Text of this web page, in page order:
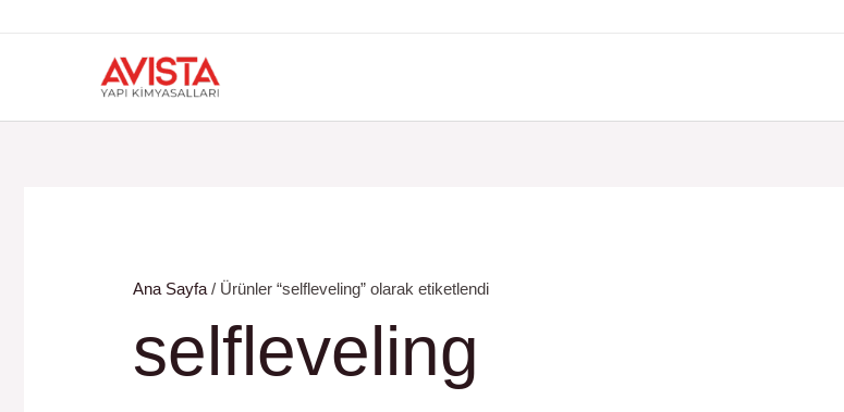
Ana Sayfa / Ürünler “selfleveling” olarak etiketlendi
selfleveling